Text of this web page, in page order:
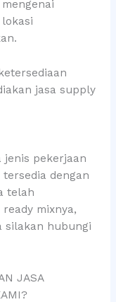
jasa supply
jenis pekerjaan
dengan
telah
mixnya,
silakan hubungi
JASA